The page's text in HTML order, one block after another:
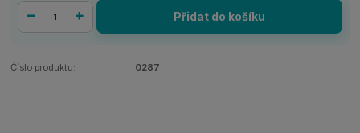
Přidat do košíku
Číslo produktu: 0287